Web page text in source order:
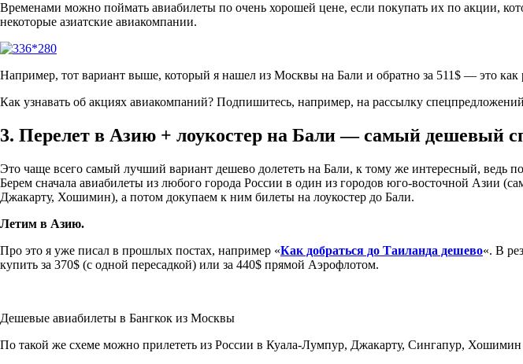
Временами можно поймать авиабилеты по очень хорошей цене, если покупать их по акции,
некоторые азиатские авиакомпании.
Например, тот вариант выше, который я нашел из Москвы на Бали и обратно за 511$ — это как
Как узнавать об акциях авиакомпаний? Подпишитесь, например, на рассылку
3. Перелет в Азию + лоукостер на Бали — самый дешевый
Это чаще всего самый лучший вариант дешево долететь на Бали, к тому же интересный, ведь
Берем сначала авиабилеты из любого города России в один из городов юго-восточной Азии
Джакарту, Хошимин), а потом докупаем к ним билеты на лоукостер до Бали.
Летим в Азию.
Про это я уже писал в прошлых постах, например «Как добраться до Таиланда дешево«. В
купить за 370$ (с одной пересадкой) или за 440$ прямой Аэрофлотом.
Дешевые авиабилеты в Бангкок из Москвы
По такой же схеме можно прилететь из России в Куала-Лумпур, Джакарту, Сингапур,